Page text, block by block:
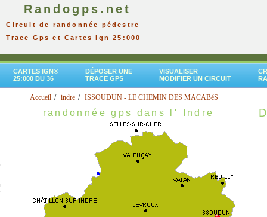
Randogps.net
Circuit de randonnée pédestre
Trace Gps et Cartes Ign 25:000
CARTES IGN®
25:000 DU 36
DÉPOSER UNE
TRACE GPS
VISUALISER
MODIFIER UN CIRCUIT
Accueil indre ISSOUDUN - LE CHEMIN DES MACABéS
randonnée gps dans l' Indre